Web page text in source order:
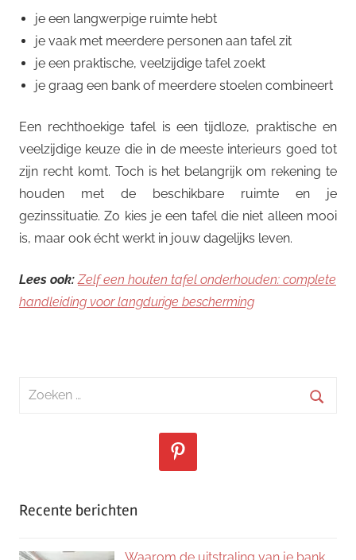
je een langwerpige ruimte hebt
je vaak met meerdere personen aan tafel zit
je een praktische, veelzijdige tafel zoekt
je graag een bank of meerdere stoelen combineert
Een rechthoekige tafel is een tijdloze, praktische en
veelzijdige keuze die in de meeste interieurs goed tot
zijn recht komt. Toch is het belangrijk om rekening te
houden met de beschikbare ruimte en je
gezinssituatie. Zo kies je een tafel die niet alleen mooi
is, maar ook écht werkt in jouw dagelijks leven.
Lees ook: Zelf een houten tafel onderhouden: complete
handleiding voor langdurige bescherming
Zoeken
Recente berichten
Waarom de uitstraling van je bank